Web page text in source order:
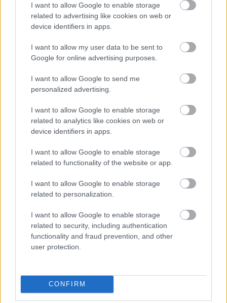
I want to allow Google to enable storage
related to advertising like cookies on web or
device identifiers in apps.
I want to allow my user data to be sent to
Google for online advertising purposes.
I want to allow Google to send me
personalized advertising.
I want to allow Google to enable storage
related to analytics like cookies on web or
device identifiers in apps.
I want to allow Google to enable storage
related to functionality of the website or app.
I want to allow Google to enable storage
related to personalization.
I want to allow Google to enable storage
related to security, including authentication
functionality and fraud prevention, and other
user protection.
CONFIRM
társadalmat oly izgatottság lepte meg, mintha
vallási háborút akart volna indítani a zsidó
hitfelekezet ellen. […] Vallási háború! Idétlenül
hangzó szó ez a mi korszakunkban s nemzedékünk
műveltsége mellett. Csakhogy ennek
meghatározását én Deák Ferencztől hallottam. […] A
magyar törvényhozásban 1873-ik évi június 28-án e
szavakat mondta: »Nemcsak fegyverrel lehet vallási
háborút viselni;− igen gonoszak azok is, melyek tollal
és a tanácskozási termekben vitetnek. Oly vallási
háború, mely hit és vallási buzgóság nélkül
magánérdekek és politikai czélokból vitetik, még
szenvedélye, mikor általánossá válik s az egész
társadalomra kiterjed, semmi figyelemmel sincs a
ezzel az igazsággal védi magát s ha kitartóan védi
magát: a nagy többség még hiúságát is sértve érzi s
annál ingerültebbé válik. Ha művem akkor jelenik
meg: nem érek vele czélt. Művem czélja kettős.
Földeríteni az igazságot: ez az egyik. Elismerésre is
juttatni: ez a másik. Elismerés nélkül nincs hatása az
igazságnak.”
A könyv teljes címe:A nagy per, mely ezer éve folyik, s
még sincs vége. Újabb bő száz év telt el a mű
megjelenése óta, és a jó Eötvös Károly még mindig